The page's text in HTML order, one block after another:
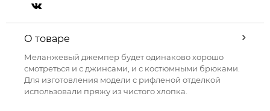
О товаре
Меланжевый джемпер будет одинаково хорошо
смотреться и с джинсами, и с костюмными брюками.
Для изготовления модели с рифленой отделкой
использовали пряжу из чистого хлопка.